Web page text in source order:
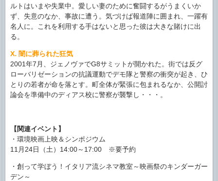
ルトはいまや失業中。愛しい妻のために奮闘するがうまくいか
ず、失意のなか、事故に遭う。気づけば報道陣に囲まれ、一躍有
名人に。これを利用する手はないと思った彼は大きな賭けに出
る。
X. 闇に葬られた狂気
2001年7月、ジェノヴァでG8サミットが開かれた。街では反グ
ローバリゼーションの抗議運動でデモ隊と警察の衝突が起き、ひ
とりの若者が命を落とす。町全体が緊張に包まれるなか、公開討
論会を準備中のディアス校に警察が襲撃し・・・。
【関連イベント】
・環境映画上映＆シンポジウム
11月24日（土）14:00～17:00 ※要予約
・創って学ぼう！イタリア流シネマ教室～映画祭のキンダーガー
デン～